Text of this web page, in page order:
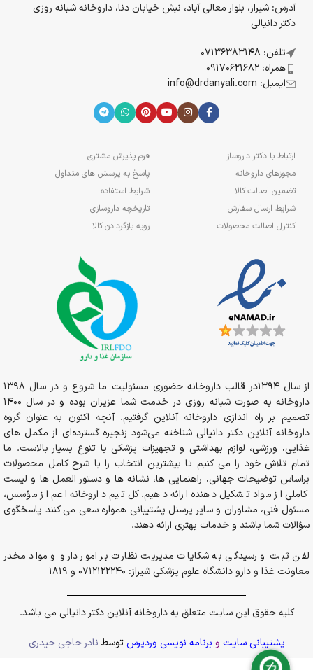
آدرس: شیراز، بلوار معالی آباد، نبش خیابان دنا، داروخانه شبانه روزی
دکتر دانیالی
تلفن: 07136383148
همراه: 09170621682
ایمیل: info@drdanyali.com
ارتباط با دکتر داروساز
مجوزهای داروخانه
تضمین اصالت کالا
شرایط ارسال سفارش
کنترل اصالت محصولات
فرم پذیرش مشتری
پاسخ به پرسش های متداول
شرایط استفاده
تاریخچه داروسازی
رویه بازگردادن کالا
از سال 1394در قالب داروخانه حضوری مسئولیت ما شروع و در سال 1398
داروخانه به صورت شبانه روزی در خدمت شما عزیزان بوده و در سال 1400
تصمیم بر راه اندازی داروخانه آنلاین گرفتیم. آنچه اکنون به عنوان گروه
داروخانه آنلاین دکتر دانیالی شناخته می‌شود زنجیره گسترده‌ای از مکمل های
غذایی، ورزشی، لوازم بهداشتی و تجهیزات پزشکی با تنوع بسیار بالاست. ما
تمام تلاش خود را می کنیم تا بیشترین انتخاب را با شرح کامل محصولات
براساس توضیحات جهانی، راهنمایی ها، نشانه ها و دستور العمل ها و لیست
کاملی از مواد تشکیل دهنده ارائه دهیم. کل تیم داروخانه اعم از مؤسس،
مسئول فنی، مشاوران و سایر پرسنل پشتیبانی همواره سعی می کنند پاسخگوی
سؤالات شما باشند و خدمات بهتری ارائه دهند.
لفن ثبت و رسیدگی به شکایات مدیریت نظارت بر امور دارو و مواد مخدر
معاونت غذا و دارو دانشگاه علوم پزشکی شیراز: 0712122240 و 1819
کلیه حقوق این سایت متعلق به داروخانه آنلاین دکتر دانیالی می باشد.
پشتیبانی سایت و برنامه نویسی وردپرس توسط نادر حاجی حیدری